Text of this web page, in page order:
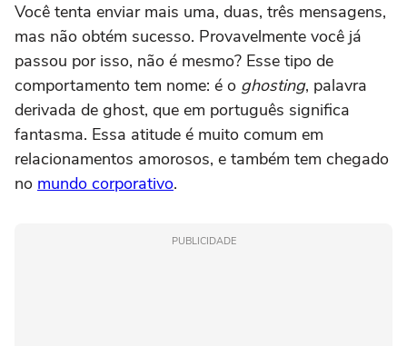
Você tenta enviar mais uma, duas, três mensagens,
mas não obtém sucesso. Provavelmente você já
passou por isso, não é mesmo? Esse tipo de
comportamento tem nome: é o ghosting, palavra
derivada de ghost, que em português significa
fantasma. Essa atitude é muito comum em
relacionamentos amorosos, e também tem chegado
no mundo corporativo.
PUBLICIDADE